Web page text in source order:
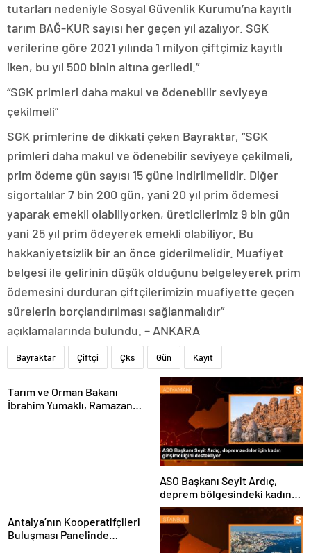
tutarları nedeniyle Sosyal Güvenlik Kurumu’na kayıtlı
tarım BAĞ-KUR sayısı her geçen yıl azalıyor. SGK
verilerine göre 2021 yılında 1 milyon çiftçimiz kayıtlı
iken, bu yıl 500 binin altına geriledi.”
“SGK primleri daha makul ve ödenebilir seviyeye
çekilmeli”
SGK primlerine de dikkati çeken Bayraktar, “SGK
primleri daha makul ve ödenebilir seviyeye çekilmeli,
prim ödeme gün sayısı 15 güne indirilmelidir. Diğer
sigortalılar 7 bin 200 gün, yani 20 yıl prim ödemesi
yaparak emekli olabiliyorken, üreticilerimiz 9 bin gün
yani 25 yıl prim ödeyerek emekli olabiliyor. Bu
hakkaniyetsizlik bir an önce giderilmelidir. Muafiyet
belgesi ile gelirinin düşük olduğunu belgeleyerek prim
ödemesini durduran çiftçilerimizin muafiyette geçen
sürelerin borçlandırılması sağlanmalıdır”
açıklamalarında bulundu. – ANKARA
Bayraktar Çiftçi Çks Gün Kayıt
Tarım ve Orman Bakanı
İbrahim Yumaklı, Ramazan
ASO Başkanı Seyit Ardıç,
deprem bölgesindeki kadın
girişimcilerin desteklenmesi
gerektiğini vurguladı
Antalya’nın Kooperatifçileri
Buluşması Panelinde